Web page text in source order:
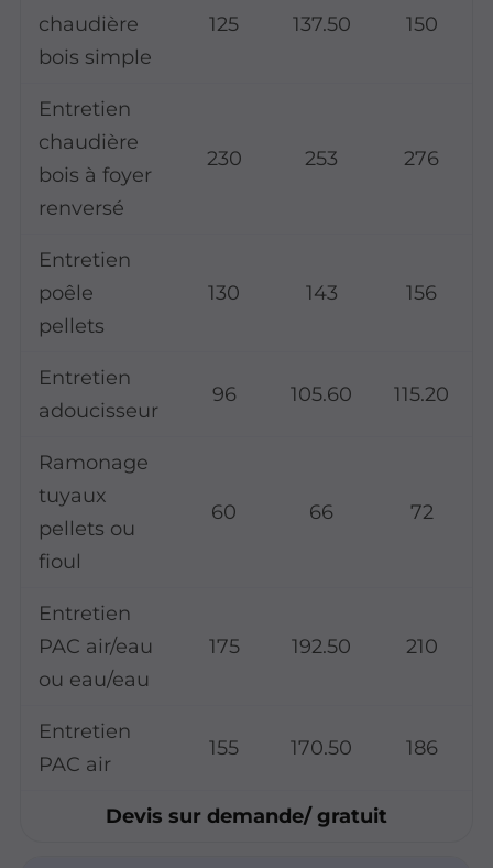
chaudière
bois simple
125 137.50 150
Entretien
chaudière
bois à foyer
renversé
230 253 276
Entretien
poêle
pellets
130 143 156
Entretien
adoucisseur
96 105.60 115.20
Ramonage
tuyaux
pellets ou
fioul
60 66 72
Entretien
PAC air/eau
ou eau/eau
175 192.50 210
Entretien
PAC air
155 170.50 186
Devis sur demande/ gratuit